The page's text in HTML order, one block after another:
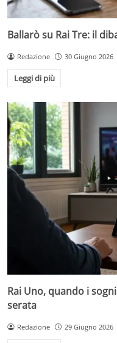
Ballarò su Rai Tre: il
Redazione 30 Giugno 2026
Leggi di più
Rai Uno, quando i
serata
Redazione 29 Giugno 2026